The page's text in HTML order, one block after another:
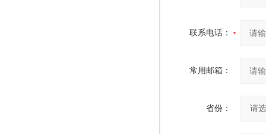
联系电话：
常用邮箱：
省份：